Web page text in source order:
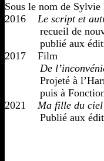
Sous le nom de Sylvie
2016 Le script et
recueil de
publié aux
2017    Film
De
Projeté à
puis à
2021 Ma fille du ciel
Publié aux